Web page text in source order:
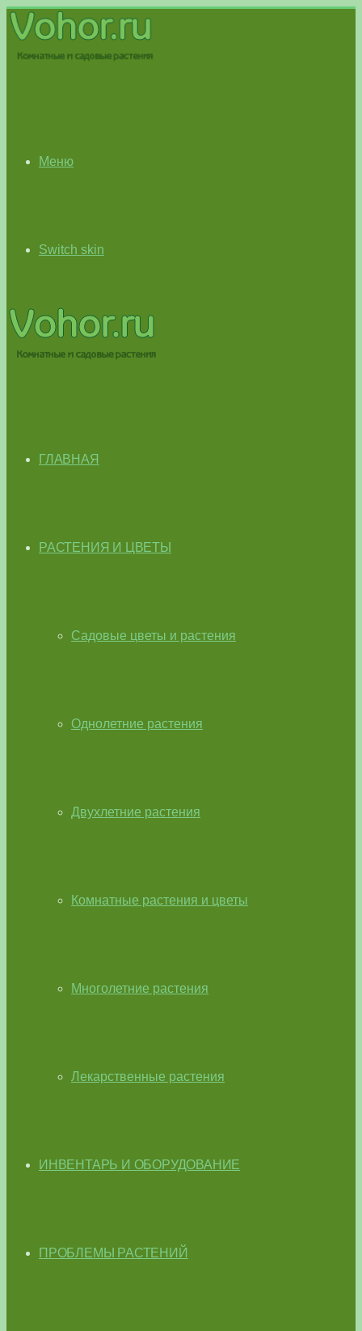
Меню
Switch skin
ГЛАВНАЯ
РАСТЕНИЯ И ЦВЕТЫ
Садовые цветы и растения
Однолетние растения
Двухлетние растения
Комнатные растения и цветы
Многолетние растения
Лекарственные растения
ИНВЕНТАРЬ И ОБОРУДОВАНИЕ
ПРОБЛЕМЫ РАСТЕНИЙ